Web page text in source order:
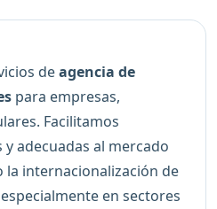
deagencia de
para empresas,
Facilitamos
adecuadas al mercado
la internacionalización de
en sectores